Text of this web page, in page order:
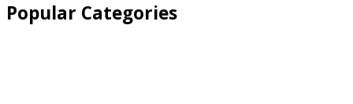
Popular Categories